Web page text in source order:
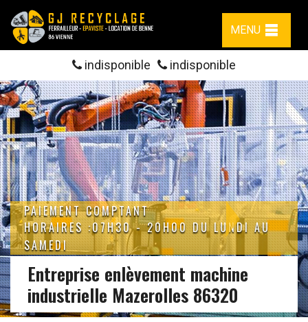
MENU
indisponible indisponible
PAIEMENT COMPTANT
HORAIRES :07H30 - 20H00 DU LUNDI AU
SAMEDI
Entreprise enlèvement machine
industrielle Mazerolles 86320